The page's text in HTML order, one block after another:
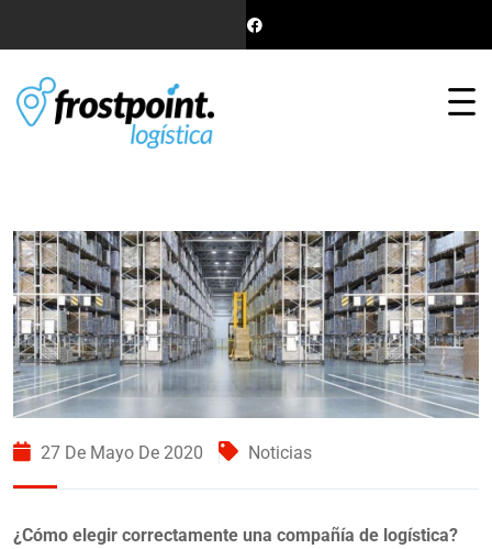
27 De Mayo De 2020 Noticias
¿Cómo elegir correctamente una compañía de logística?